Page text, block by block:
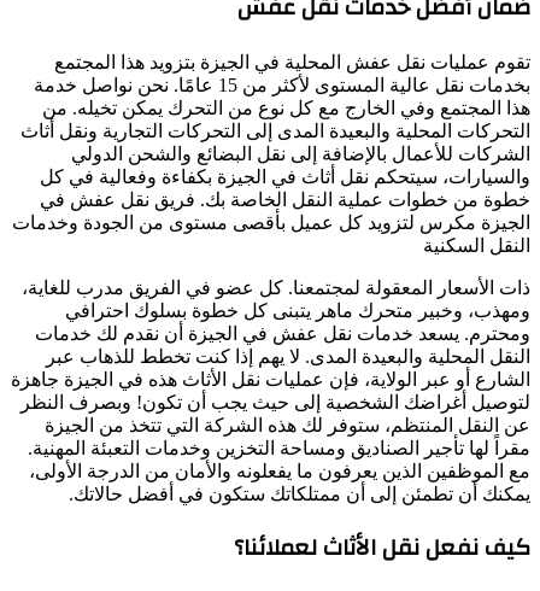
تقوم عمليات نقل عفش المحلية في الجيزة بتزويد هذا المجتمع
بخدمات نقل عالية المستوى لأكثر من 15 عامًا. نحن نواصل خدمة
هذا المجتمع وفي الخارج مع كل نوع من التحرك يمكن تخيله. من
التحركات المحلية والبعيدة المدى إلى التحركات التجارية ونقل أثاث
الشركات للأعمال بالإضافة إلى نقل البضائع والشحن الدولي
والسيارات، سيتحكم نقل أثاث في الجيزة بكفاءة وفعالية في كل
خطوة من خطوات عملية النقل الخاصة بك. فريق نقل عفش في
الجيزة مكرس لتزويد كل عميل بأقصى مستوى من الجودة وخدمات
النقل السكنية
ذات الأسعار المعقولة لمجتمعنا. كل عضو في الفريق مدرب للغاية،
ومهذب، وخبير متحرك ماهر يتبنى كل خطوة بسلوك احترافي
ومحترم. يسعد خدمات نقل عفش في الجيزة أن نقدم لك خدمات
النقل المحلية والبعيدة المدى. لا يهم إذا كنت تخطط للذهاب عبر
الشارع أو عبر الولاية، فإن عمليات نقل الأثاث هذه في الجيزة جاهزة
لتوصيل أغراضك الشخصية إلى حيث يجب أن تكون! وبصرف النظر
عن النقل المنتظم، ستوفر لك هذه الشركة التي تتخذ من الجيزة
مقراً لها تأجير الصناديق ومساحة التخزين وخدمات التعبئة المهنية.
مع الموظفين الذين يعرفون ما يفعلونه والأمان من الدرجة الأولى،
يمكنك أن تطمئن إلى أن ممتلكاتك ستكون في أفضل حالاتك.
كيف نفعل نقل الأثاث لعملائنا؟